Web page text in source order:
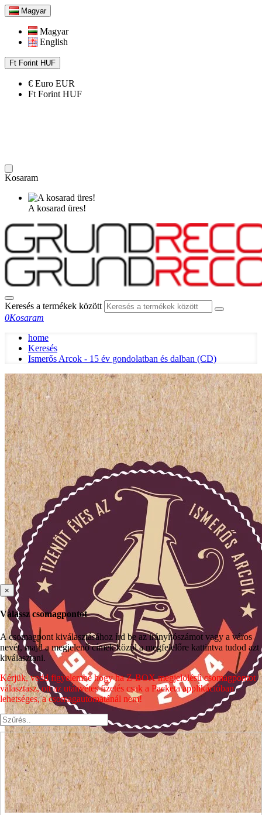
Magyar
Magyar
English
Ft Forint HUF
€ Euro EUR
Ft Forint HUF
Kosaram
A kosarad üres!
Keresés a termékek között
0Kosaram
home
Keresés
Ismerős Arcok - 15 év gondolatban és dalban (CD)
×
Válassz csomagpontot
A csomagpont kiválasztásához írd be az irányítószámot vagy a város
nevét, majd a megjelenő címek közül a megfelelőre kattintva tudod azt
kiválasztani.
Kérjük, vedd figyelembe hogy ha Z-BOX megjelölésű csomagpontot
választasz, ott az utánvétes fizetés csak a Packeta applikációban
lehetséges, a csomagautomatánál nem!